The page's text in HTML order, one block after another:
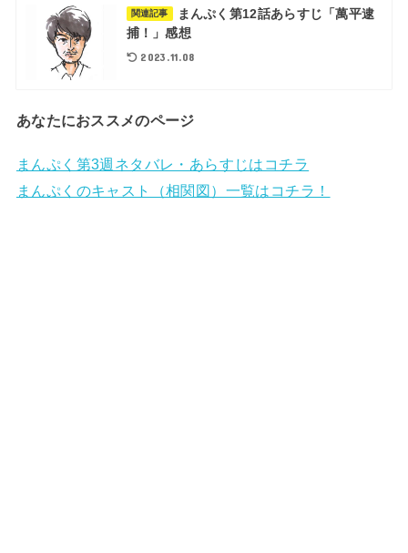
関連記事
まんぷく第12話あらすじ「萬平逮
捕！」感想
2023.11.08
あなたにおススメのページ
まんぷく第3週ネタバレ・あらすじはコチラ
まんぷくのキャスト（相関図）一覧はコチラ！